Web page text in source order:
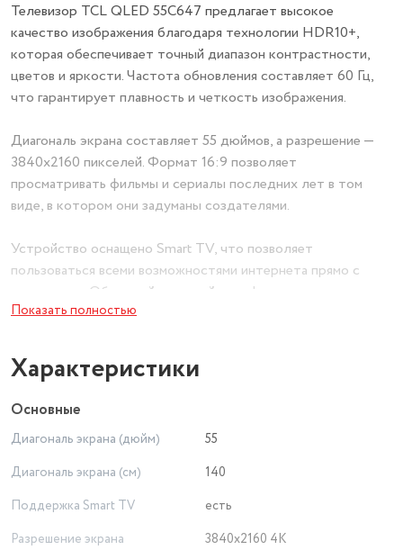
Телевизор TCL QLED 55C647 предлагает высокое
качество изображения благодаря технологии HDR10+,
которая обеспечивает точный диапазон контрастности,
цветов и яркости. Частота обновления составляет 60 Гц,
что гарантирует плавность и четкость изображения.
Диагональ экрана составляет 55 дюймов, а разрешение —
3840х2160 пикселей. Формат 16:9 позволяет
просматривать фильмы и сериалы последних лет в том
виде, в котором они задуманы создателями.
Устройство оснащено Smart TV, что позволяет
пользоваться всеми возможностями интернета прямо с
телевизора. Объемный и чистый звук формируется двумя
динамиками мощностью по 10 Вт.
Подключение к Сети возможно беспроводным способом
через Wi-Fi, а модуль Bluetooth служит для сопряжения ТВ
со сторонними устройствами. Наличие USB-порта
накопителей.
DVB, поддерживающим стандарты T/T2/C/C2/S/S2.
Функция Time Shift позволяет остановить просмотр
прямой трансляции, чтобы спустя некоторое время
Показать полностью
Характеристики
Основные
Диагональ экрана (дюйм)
55
Диагональ экрана (см)
140
Поддержка Smart TV
есть
Разрешение экрана
3840x2160 4K